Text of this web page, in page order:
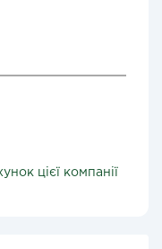
цієї компанії